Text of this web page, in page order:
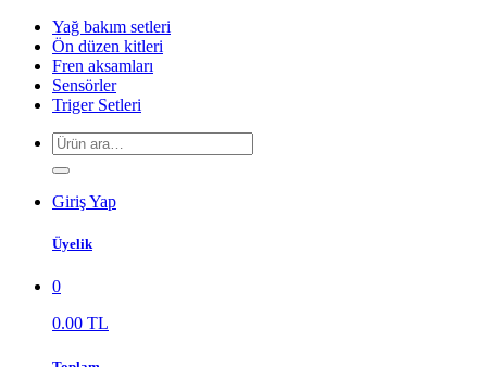
Yağ bakım setleri
Ön düzen kitleri
Fren aksamları
Sensörler
Triger Setleri
Giriş Yap
Üyelik
0
0.00 TL